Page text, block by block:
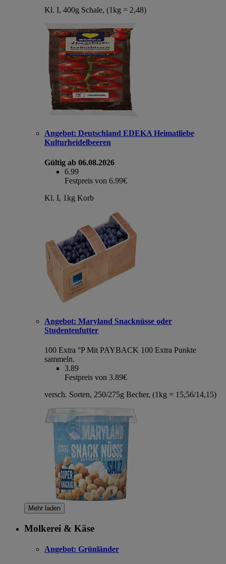
Kl. I, 400g Schale, (1kg = 2,48)
Angebot: Deutschland EDEKA Heimatliebe
Kulturheidelbeeren
Gültig ab 06.08.2026
6.99
Festpreis von 6.99€
Kl. I, 1kg Korb
Angebot: Maryland Snacknüsse oder
Studentenfutter
100 Extra °P Mit PAYBACK 100 Extra Punkte
sammeln.
3.89
Festpreis von 3.89€
versch. Sorten, 250/275g Becher, (1kg = 15,56/14,15)
Mehr laden
Molkerei & Käse
Angebot: Grünländer